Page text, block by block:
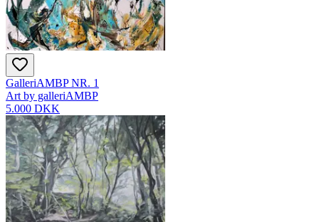
GalleriAMBP NR. 1
Art by galleriAMBP
5.000 DKK